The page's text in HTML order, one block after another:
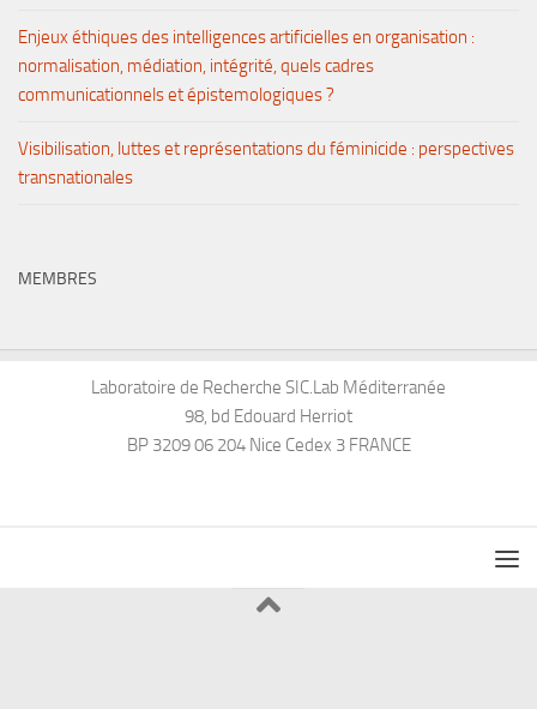
Enjeux éthiques des intelligences artificielles en organisation :
normalisation, médiation, intégrité, quels cadres
communicationnels et épistemologiques ?
Visibilisation, luttes et représentations du féminicide : perspectives
transnationales
MEMBRES
Laboratoire de Recherche SIC.Lab Méditerranée
98, bd Edouard Herriot
BP 3209 06 204 Nice Cedex 3 FRANCE